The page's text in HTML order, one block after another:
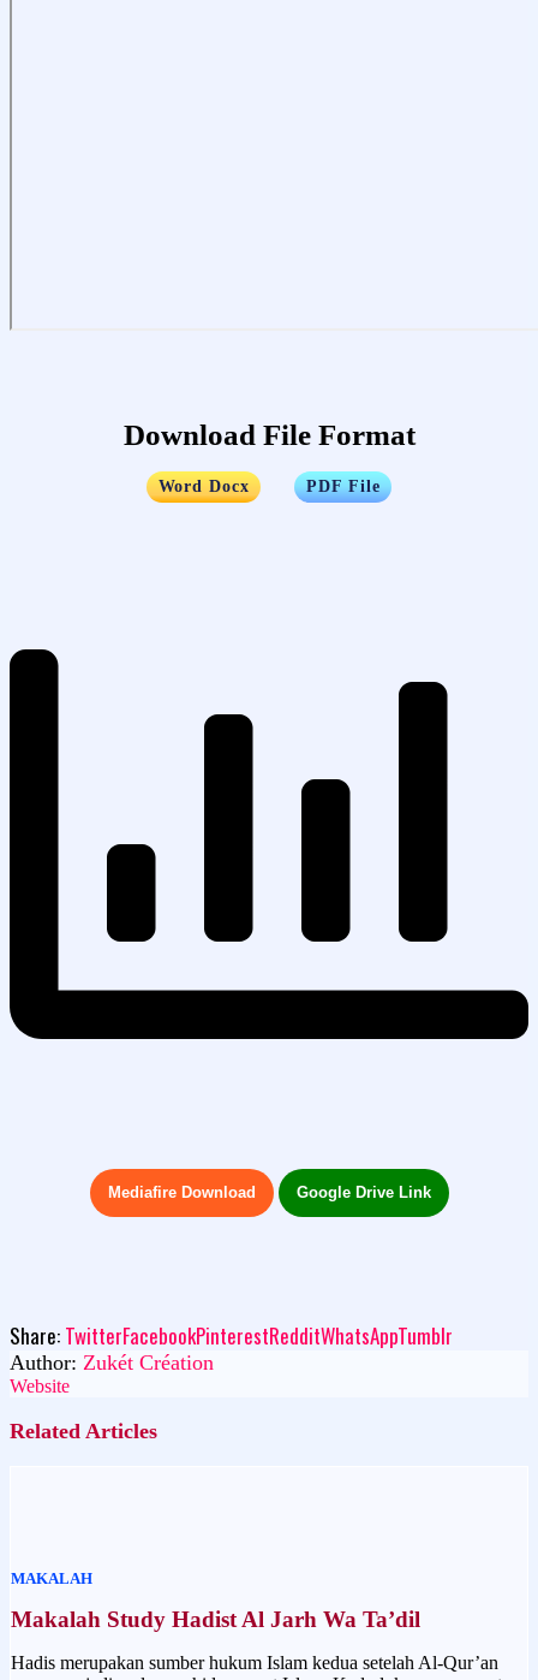
Download File Format
Word Docx ….. PDF File
Mediafire Download Google Drive Link
Share: TwitterFacebookPinterestRedditWhatsAppTumblr
Author: Zukét Création
Website
Related Articles
MAKALAH
Makalah Study Hadist Al Jarh Wa Ta’dil
Hadis merupakan sumber hukum Islam kedua setelah Al-Qur’an